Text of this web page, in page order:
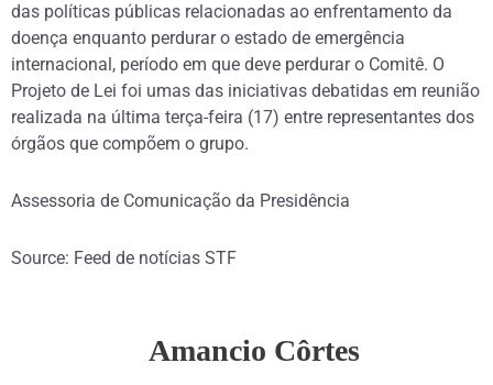
das políticas públicas relacionadas ao enfrentamento da
doença enquanto perdurar o estado de emergência
internacional, período em que deve perdurar o Comitê. O
Projeto de Lei foi umas das iniciativas debatidas em reunião
realizada na última terça-feira (17) entre representantes dos
órgãos que compõem o grupo.
Assessoria de Comunicação da Presidência
Source: Feed de notícias STF
Amancio Côrtes